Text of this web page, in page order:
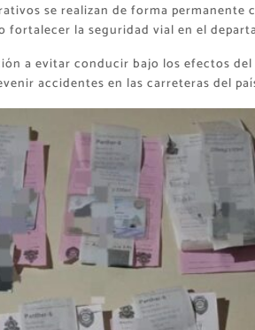
se realizan de forma permanente
fortalecer la seguridad vial en el
a evitar conducir bajo los efectos
accidentes en las carreteras del